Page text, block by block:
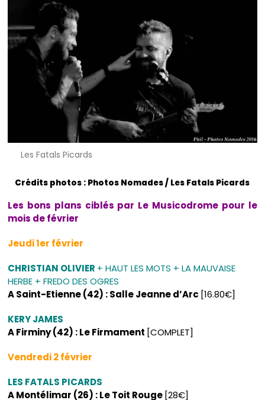
Les Fatals Picards
Crédits photos : Photos Nomades / Les Fatals Picards
Les bons plans ciblés par Le Musicodrome pour le
mois de février
Jeudi 1er février
CHRISTIAN OLIVIER + HAUT LES MOTS + LA MAUVAISE
HERBE + FREDO DES OGRES
A Saint-Etienne (42) : Salle Jeanne d’Arc [16.80€]
KERY JAMES
A Firminy (42) : Le Firmament [COMPLET]
Vendredi 2 février
LES FATALS PICARDS
A Montélimar (26) : Le Toit Rouge [28€]